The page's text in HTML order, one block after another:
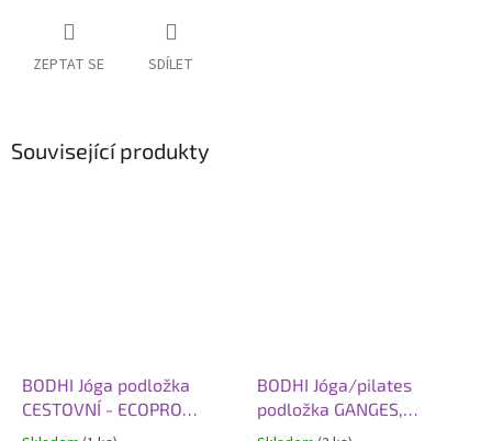
ZEPTAT SE SDÍLET
Související produkty
BODHI Jóga podložka
CESTOVNÍ - ECOPRO
TRAVEL, 185x60x0,13 cm,
BODHI Jóga/pilates
podložka GANGES,
183x60x0,6 cm,